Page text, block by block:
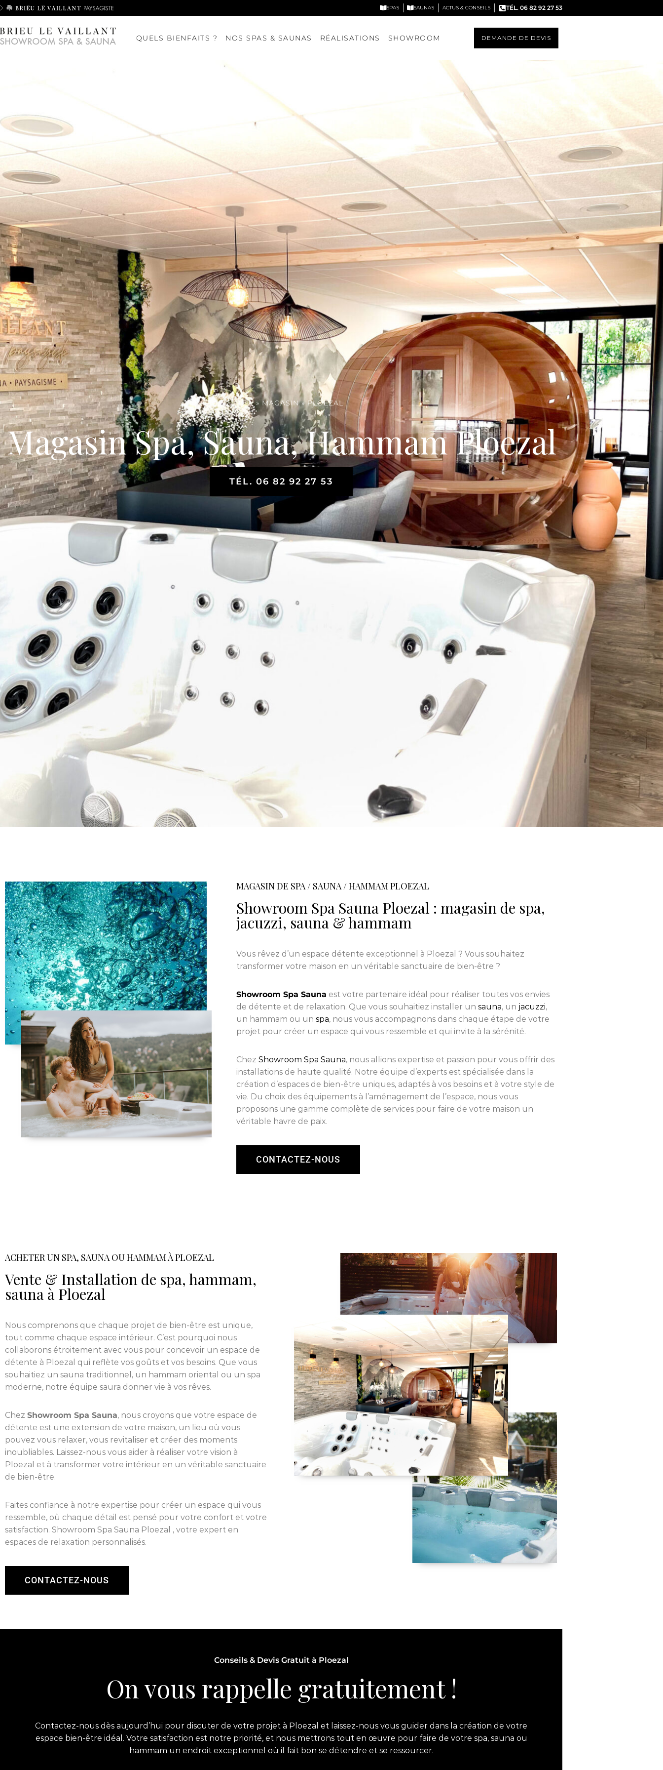
SPAS SAUNAS ACTUS & CONSEILS TÉL. 06 82 92 27 53
QUELS BIENFAITS ? NOS SPAS & SAUNAS
DÉCOUVRIR NOS MODÈLES
Nos saunas
DÉCOUVRIR NOS MODÈLES
RÉALISATIONS SHOWROOM DEMANDE DE DEVIS
ACCUEIL» MAGASIN» PLOEZAL
Magasin Spa, Sauna, Hammam Ploezal
TÉL. 06 82 92 27 53
MAGASIN DE SPA / SAUNA / HAMMAM PLOEZAL
Showroom Spa Sauna Ploezal : magasin de spa,
jacuzzi, sauna & hammam
Vous rêvez d’un espace détente exceptionnel à Ploezal ? Vous souhaitez
transformer votre maison en un véritable sanctuaire de bien-être ?
Showroom Spa Sauna est votre partenaire idéal pour réaliser toutes vos envies
de détente et de relaxation. Que vous souhaitiez installer un sauna, un jacuzzi,
un hammam ou un spa, nous vous accompagnons dans chaque étape de votre
projet pour créer un espace qui vous ressemble et qui invite à la sérénité.
Chez Showroom Spa Sauna, nous allions expertise et passion pour vous offrir des
installations de haute qualité. Notre équipe d’experts est spécialisée dans la
création d’espaces de bien-être uniques, adaptés à vos besoins et à votre style de
vie. Du choix des équipements à l’aménagement de l’espace, nous vous
proposons une gamme complète de services pour faire de votre maison un
véritable havre de paix.
CONTACTEZ-NOUS
ACHETER UN SPA, SAUNA OU HAMMAM À PLOEZAL
Vente & Installation de spa, hammam,
sauna à Ploezal
Nous comprenons que chaque projet de bien-être est unique,
tout comme chaque espace intérieur. C’est pourquoi nous
collaborons étroitement avec vous pour concevoir un espace de
détente à Ploezal qui reflète vos goûts et vos besoins. Que vous
souhaitiez un sauna traditionnel, un hammam oriental ou un spa
moderne, notre équipe saura donner vie à vos rêves.
Chez Showroom Spa Sauna, nous croyons que votre espace de
détente est une extension de votre maison, un lieu où vous
pouvez vous relaxer, vous revitaliser et créer des moments
inoubliables. Laissez-nous vous aider à réaliser votre vision à
Ploezal et à transformer votre intérieur en un véritable sanctuaire
de bien-être.
Faites confiance à notre expertise pour créer un espace qui vous
ressemble, où chaque détail est pensé pour votre confort et votre
satisfaction. Showroom Spa Sauna Ploezal , votre expert en
espaces de relaxation personnalisés.
CONTACTEZ-NOUS
Conseils & Devis Gratuit à Ploezal
On vous rappelle gratuitement !
Contactez-nous dès aujourd’hui pour discuter de votre projet à Ploezal et laissez-nous vous guider dans la création de votre
espace bien-être idéal. Votre satisfaction est notre priorité, et nous mettrons tout en œuvre pour faire de votre spa, sauna ou
hammam un endroit exceptionnel où il fait bon se détendre et se ressourcer.